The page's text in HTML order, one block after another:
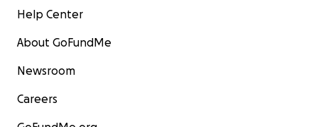
Help Center
About GoFundMe
Newsroom
Careers